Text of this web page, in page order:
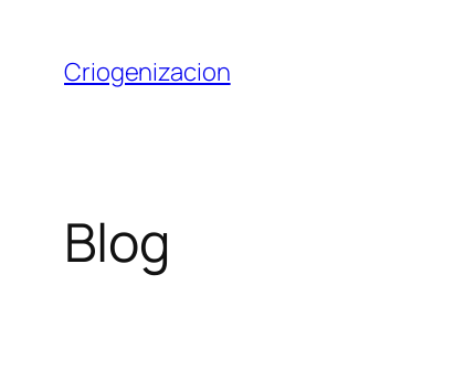
contenido
Criogenizacion
Blog